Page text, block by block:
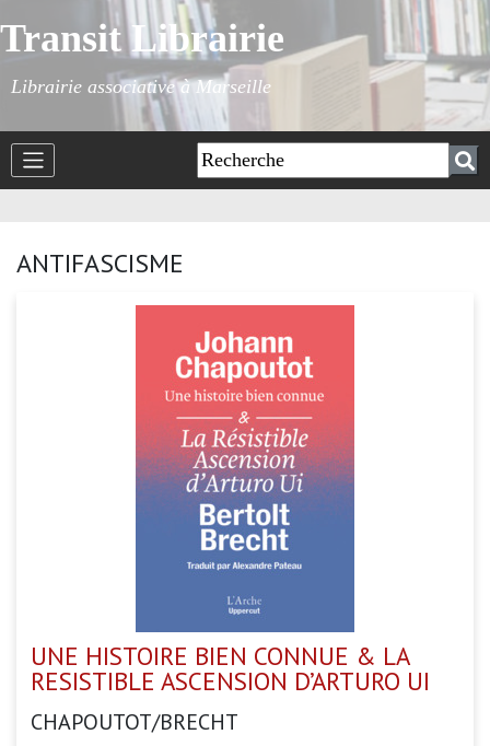
Transit Librairie
Librairie associative à Marseille
ANTIFASCISME
UNE HISTOIRE BIEN CONNUE & LA
RESISTIBLE ASCENSION D’ARTURO UI
CHAPOUTOT/BRECHT